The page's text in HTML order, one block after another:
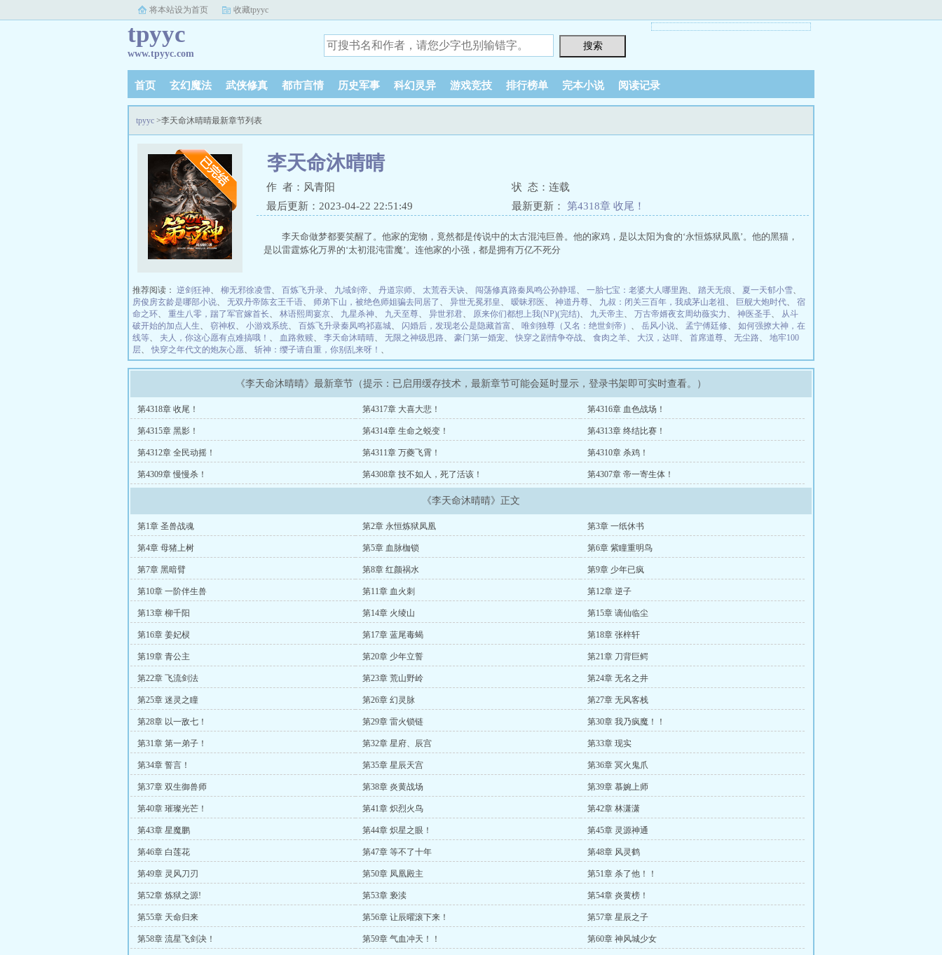
将本站设为首页 收藏tpyyc
tpyyc
www.tpyyc.com
首页 玄幻魔法 武侠修真 都市言情 历史军事 科幻灵异 游戏竞技 排行榜单 完本小说 阅读记录
tpyyc >李天命沐晴晴最新章节列表
李天命沐晴晴
作 者：风青阳
状 态：连载
最后更新：2023-04-22 22:51:49
最新更新： 第4318章 收尾！
李天命做梦都要笑醒了。他家的宠物，竟然都是传说中的太古混沌巨兽。他的家鸡，是以太阳为食的‘永恒炼狱凤凰’。他的黑猫，
是以雷霆炼化万界的‘太初混沌雷魔’。连他家的小强，都是拥有万亿不死分
推荐阅读： 逆剑狂神、 柳无邪徐凌雪、 百炼飞升录、 九域剑帝、 丹道宗师、 太荒吞天诀、 闯荡修真路秦凤鸣公孙静瑶、 一胎七宝：老婆大人哪里跑、 踏天无痕、 夏一天郁小雪、
房俊房玄龄是哪部小说、 无双丹帝陈玄王千语、 师弟下山，被绝色师姐骗去同居了 、 异世无冕邪皇、 暧昧邪医、 神道丹尊、 九叔：闭关三百年，我成茅山老祖 、 巨舰大炮时代、 宿
命之环、 重生八零，踹了军官嫁首长、 林语熙周宴京、 九星杀神、 九天至尊、 异世邪君、 原来你们都想上我(NP)(完结)、 九天帝主、 万古帝婿夜玄周幼薇实力 、 神医圣手、 从斗
破开始的加点人生、 窃神权、 小游戏系统、 百炼飞升录秦凤鸣祁嘉城、 闪婚后，发现老公是隐藏首富、 唯剑独尊（又名：绝世剑帝） 、 岳风小说、 孟宁傅廷修、 如何强撩大神，在
线等、 夫人，你这心愿有点难搞哦！ 、 血路救赎、 李天命沐晴晴、 无限之神级思路、 豪门第一婚宠、 快穿之剧情争夺战、 食肉之羊、 大汉，达咩、 首席道尊、 无尘路、 地牢100
层、 快穿之年代文的炮灰心愿、 斩神：缨子请自重，你别乱来呀！ 、
《李天命沐晴晴》最新章节（提示：已启用缓存技术，最新章节可能会延时显示，登录书架即可实时查看。）
第4318章 收尾！ 第4317章 大喜大悲！ 第4316章 血色战场！
第4315章 黑影！ 第4314章 生命之蜕变！ 第4313章 终结比赛！
第4312章 全民动摇！ 第4311章 万夔飞霄！ 第4310章 杀鸡！
第4309章 慢慢杀！ 第4308章 技不如人，死了活该！ 第4307章 帝一寄生体！
《李天命沐晴晴》正文
第1章 圣兽战魂 第2章 永恒炼狱凤凰 第3章 一纸休书
第4章 母猪上树 第5章 血脉枷锁 第6章 紫瞳重明鸟
第7章 黑暗臂 第8章 红颜祸水 第9章 少年已疯
第10章 一阶伴生兽 第11章 血火刺 第12章 逆子
第13章 柳千阳 第14章 火绫山 第15章 谪仙临尘
第16章 姜妃棂 第17章 蓝尾毒蝎 第18章 张梓轩
第19章 青公主 第20章 少年立誓 第21章 刀背巨鳄
第22章 飞流剑法 第23章 荒山野岭 第24章 无名之井
第25章 迷灵之瞳 第26章 幻灵脉 第27章 无风客栈
第28章 以一敌七！ 第29章 雷火锁链 第30章 我乃疯魔！！
第31章 第一弟子！ 第32章 星府、辰宫 第33章 现实
第34章 誓言！ 第35章 星辰天宫 第36章 冥火鬼爪
第37章 双生御兽师 第38章 炎黄战场 第39章 慕婉上师
第40章 璀璨光芒！ 第41章 炽烈火鸟 第42章 林潇潇
第43章 星魔鹏 第44章 炽星之眼！ 第45章 灵源神通
第46章 白莲花 第47章 等不了十年 第48章 风灵鹤
第49章 灵风刀刃 第50章 凤凰殿主 第51章 杀了他！！
第52章 炼狱之源! 第53章 亵渎 第54章 炎黄榜！
第55章 天命归来 第56章 让辰曜滚下来！ 第57章 星辰之子
第58章 流星飞剑决！ 第59章 气血冲天！！ 第60章 神风城少女